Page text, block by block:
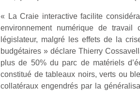
« La Craie interactive facilite
environnement numérique de
législateur, malgré les effets de la
budgétaires » déclare Thierry
plus de 50% du parc de matériels
constitué de tableaux noirs, verts ou
collatéraux engendrés par la